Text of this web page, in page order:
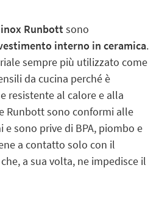
Runbottsono
interno in ceramica.
sempre più utilizzato come
da cucina perché è
resistente al calore e alla
Runbott sono conformi alle
e sono prive di BPA, piombo e
a contatto solo con il
a sua volta, ne impedisce il